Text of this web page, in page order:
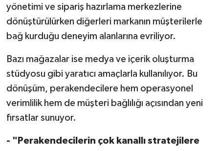
yönetimi ve sipariş hazırlama merkezlerine
dönüştürülürken diğerleri markanın müşterilerle
bağ kurduğu deneyim alanlarına evriliyor.
Bazı mağazalar ise medya ve içerik oluşturma
stüdyosu gibi yaratıcı amaçlarla kullanılıyor. Bu
dönüşüm, perakendecilere hem operasyonel
verimlilik hem de müşteri bağlılığı açısından yeni
fırsatlar sunuyor.
- "Perakendecilerin çok kanallı stratejilere